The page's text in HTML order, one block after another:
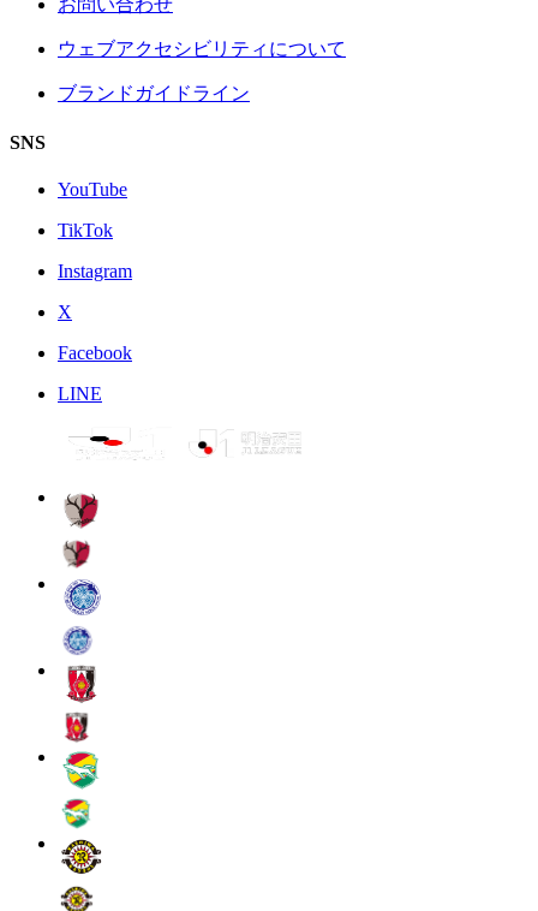
ウェブアクセシビリティについて
ブランドガイドライン
SNS
YouTube
TikTok
Instagram
X
Facebook
LINE